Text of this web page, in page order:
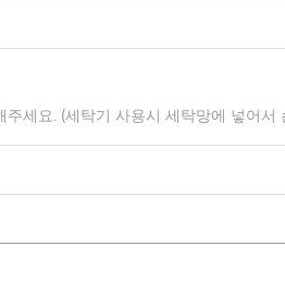
세요. (세탁기 사용시 세탁망에 넣어서